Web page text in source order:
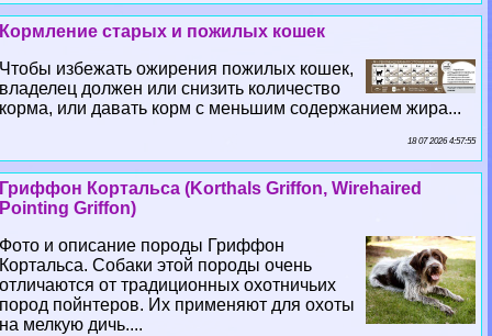
Кормление старых и пожилых кошек
Чтобы избежать ожирения пожилых кошек,
владелец должен или снизить количество
корма, или давать корм с меньшим содержанием жира...
18 07 2026 4:57:55
Гриффон Кортальса (Korthals Griffon, Wirehaired
Pointing Griffon)
Фото и описание породы Гриффон
Кортальса. Собаки этой породы очень
отличаются от традиционных охотничьих
пород пойнтеров. Их применяют для охоты
на мелкую дичь....